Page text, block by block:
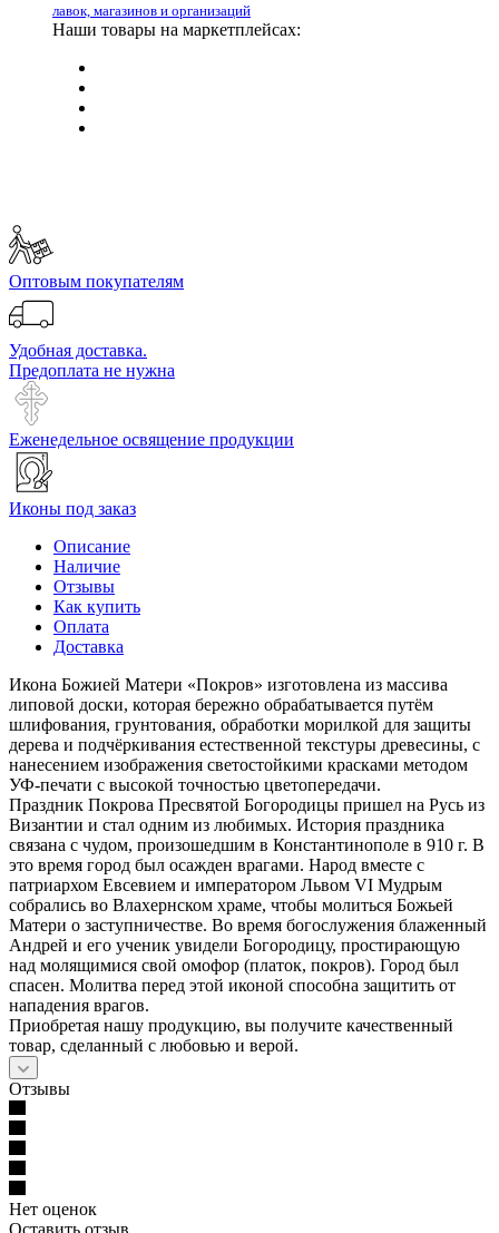
лавок, магазинов и организаций
Наши товары на маркетплейсах:
Оптовым покупателям
Удобная доставка.
Предоплата не нужна
Еженедельное освящение продукции
Иконы под заказ
Описание
Наличие
Отзывы
Как купить
Оплата
Доставка
Икона Божией Матери «Покров» изготовлена из массива
липовой доски, которая бережно обрабатывается путём
шлифования, грунтования, обработки морилкой для защиты
дерева и подчёркивания естественной текстуры древесины, с
нанесением изображения светостойкими красками методом
УФ-печати с высокой точностью цветопередачи.
Праздник Покрова Пресвятой Богородицы пришел на Русь из
Византии и стал одним из любимых. История праздника
связана с чудом, произошедшим в Константинополе в 910 г. В
это время город был осажден врагами. Народ вместе с
патриархом Евсевием и императором Львом VI Мудрым
собрались во Влахернском храме, чтобы молиться Божьей
Матери о заступничестве. Во время богослужения блаженный
Андрей и его ученик увидели Богородицу, простирающую
над молящимися свой омофор (платок, покров). Город был
спасен. Молитва перед этой иконой способна защитить от
нападения врагов.
Приобретая нашу продукцию, вы получите качественный
товар, сделанный с любовью и верой.
Отзывы
Нет оценок
Оставить отзыв